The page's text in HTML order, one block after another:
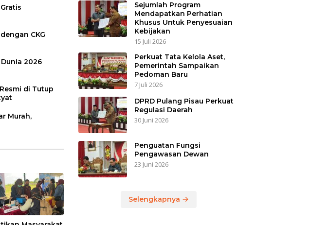
CKG
2026
di Tutup
Murah,
Sejumlah Program
Mendapatkan Perhatian
Khusus Untuk Penyesuaian
Kebijakan
15 Juli 2026
Perkuat Tata Kelola Aset,
Pemerintah Sampaikan
Pedoman Baru
7 Juli 2026
DPRD Pulang Pisau Perkuat
Regulasi Daerah
30 Juni 2026
Penguatan Fungsi
Pengawasan Dewan
23 Juni 2026
Selengkapnya